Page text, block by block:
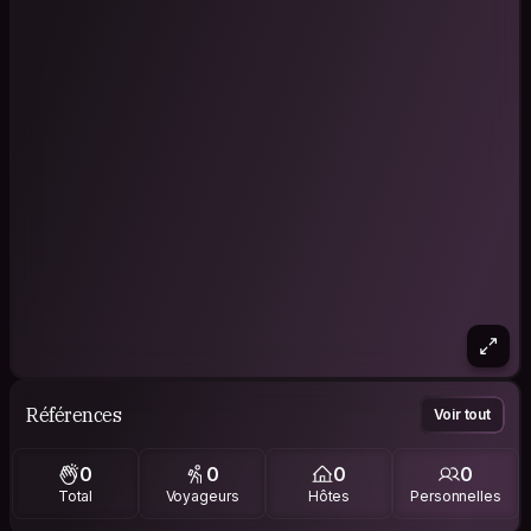
Références Voir tout
0
Total
0
Voyageurs
0
Hôtes
0
Personnelles